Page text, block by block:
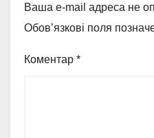
Ваша e-mail адреса не
Обов’язкові поля
Коментар *